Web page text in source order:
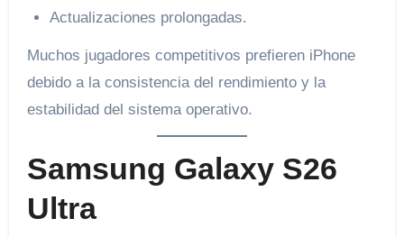
Actualizaciones prolongadas.
Muchos jugadores competitivos prefieren iPhone
debido a la consistencia del rendimiento y la
estabilidad del sistema operativo.
Samsung Galaxy S26
Ultra